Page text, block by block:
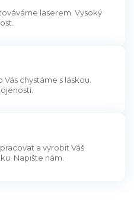
laserem. Vysoký
chystáme s láskou.
a vyrobit Váš
Napište nám.